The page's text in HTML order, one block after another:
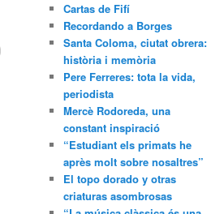
Cartas de Fifí
Recordando a Borges
Santa Coloma, ciutat obrera:
història i memòria
Pere Ferreres: tota la vida,
periodista
Mercè Rodoreda, una
constant inspiració
“Estudiant els primats he
après molt sobre nosaltres”
El topo dorado y otras
criaturas asombrosas